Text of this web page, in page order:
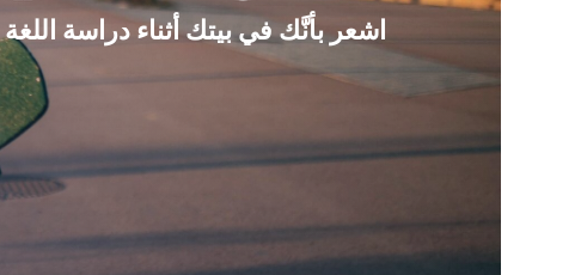
اشعر بأنَّك في بيتك أثناء دراسة